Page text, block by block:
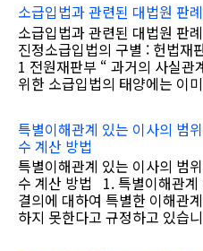
소급입법과 관련된 대법원 판
소급입법과 관련된 대법원 판
진정소급입법의 구별 : 헌법
1 전원재판부 “ 과거의 사실관
위한 소급입법의 태양에는 이
특별이해관계 있는 이사의 범
수 계산 방법
특별이해관계 있는 이사의 범
수 계산 방법 1. 특별이해관계
결의에 대하여 특별한 이해관
하지 못한다고 규정하고 있습